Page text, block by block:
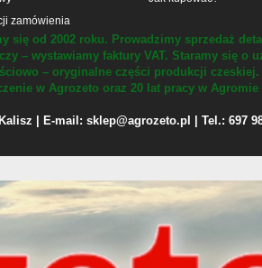
zamówienia
się od 2002 roku. Prowadzimy sprzedaż
– wystawiamy faktury VAT. Staramy się o
– oryginalne części produkcji czeskiej.
w Agrozeto oraz 20 lat pracy w Agromie
| E-mail: sklep@agrozeto.pl | Tel.: 697